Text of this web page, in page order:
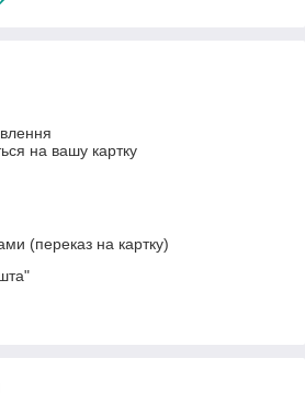
на вашу картку
(переказ на картку)